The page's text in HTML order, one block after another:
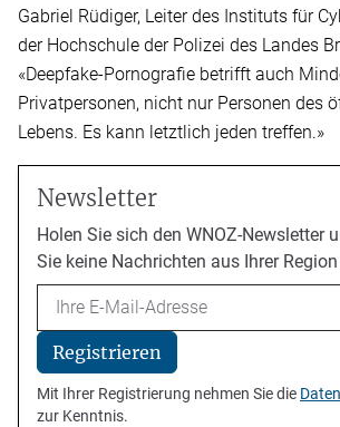
Gabriel Rüdiger, Leiter des Instituts für
der Hochschule der Polizei des Landes
«Deepfake-Pornografie betrifft auch
Privatpersonen, nicht nur Personen des
Lebens. Es kann letztlich jeden treffen.»
Newsletter
Holen Sie sich den WNOZ-Newsletter
Sie keine Nachrichten aus Ihrer
Email
Registrieren
Mit Ihrer Registrierung nehmen Sie die
zur Kenntnis.